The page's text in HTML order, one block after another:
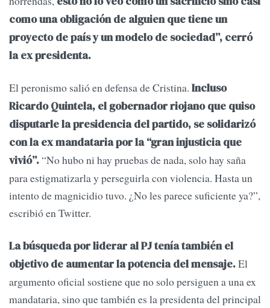
como una obligación de alguien que tiene un
proyecto de país y un modelo de sociedad”, cerró
la ex presidenta.
El peronismo salió en defensa de Cristina. Incluso
Ricardo Quintela, el gobernador riojano que quiso
disputarle la presidencia del partido, se solidarizó
con la ex mandataria por la “gran injusticia que
vivió”.“No hubo ni hay pruebas de nada, solo hay saña
para estigmatizarla y perseguirla con violencia. Hasta un
intento de magnicidio tuvo. ¿No les parece suficiente ya?”,
escribió en Twitter.
La búsqueda por liderar al PJ tenía también el
objetivo de aumentar la potencia del mensaje.El
argumento oficial sostiene que no solo persiguen a una ex
mandataria, sino que también es la presidenta del principal